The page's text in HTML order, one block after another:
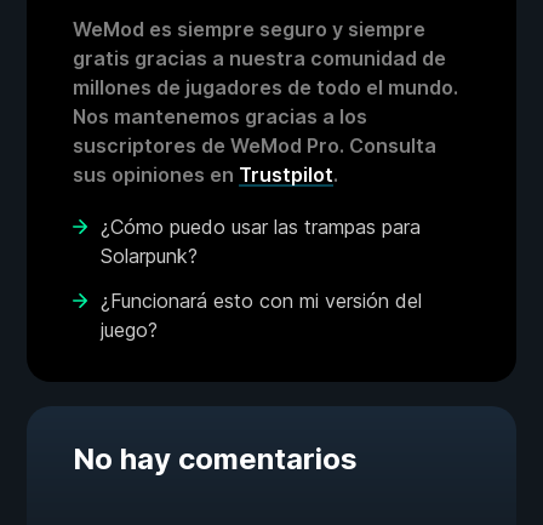
WeMod es siempre seguro y siempre
gratis gracias a nuestra comunidad de
millones de jugadores de todo el mundo.
Nos mantenemos gracias a los
suscriptores de WeMod Pro. Consulta
sus opiniones en Trustpilot.
¿Cómo puedo usar las trampas para
Solarpunk?
¿Funcionará esto con mi versión del
juego?
No hay comentarios